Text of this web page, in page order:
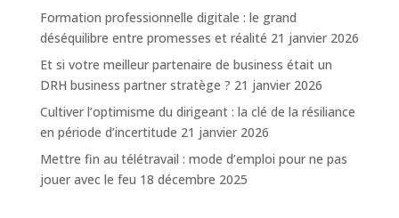
Formation professionnelle digitale : le grand
déséquilibre entre promesses et réalité 21 janvier 2026
Et si votre meilleur partenaire de business était un
DRH business partner stratège ? 21 janvier 2026
Cultiver l’optimisme du dirigeant : la clé de la résiliance
en période d’incertitude 21 janvier 2026
Mettre fin au télétravail : mode d’emploi pour ne pas
jouer avec le feu 18 décembre 2025